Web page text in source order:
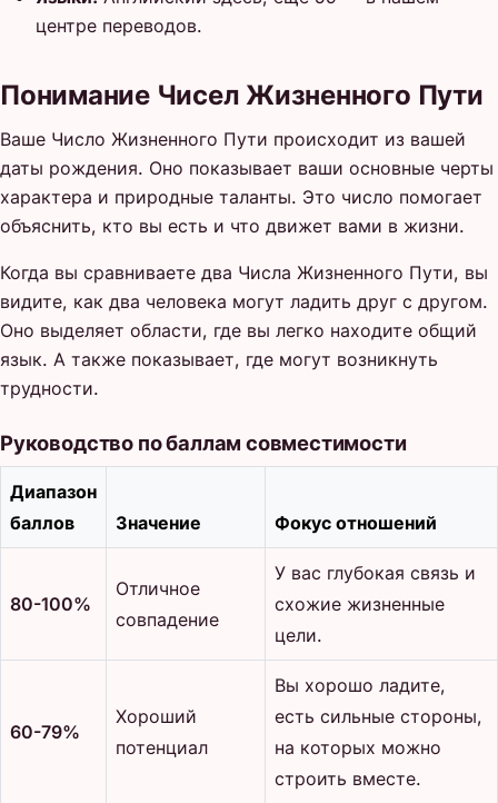
центре переводов.
Понимание Чисел Жизненного Пути
Ваше Число Жизненного Пути происходит из вашей
даты рождения. Оно показывает ваши основные черты
характера и природные таланты. Это число помогает
объяснить, кто вы есть и что движет вами в жизни.
Когда вы сравниваете два Числа Жизненного Пути, вы
видите, как два человека могут ладить друг с другом.
Оно выделяет области, где вы легко находите общий
язык. А также показывает, где могут возникнуть
трудности.
Руководство по баллам совместимости
Диапазон
баллов
Значение Фокус отношений
80-100%
Отличное
совпадение
У вас глубокая связь и
схожие жизненные
цели.
60-79%
Хороший
потенциал
Вы хорошо ладите,
есть сильные стороны,
на которых можно
строить вместе.